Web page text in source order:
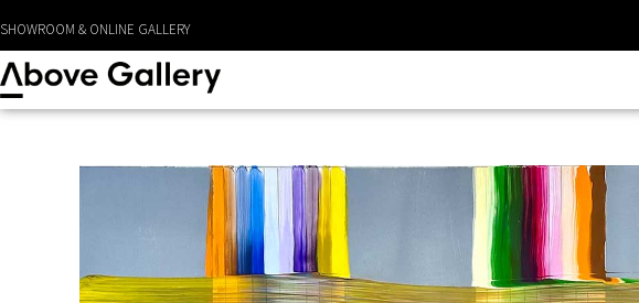
SHOWROOM & ONLINE GALLERY